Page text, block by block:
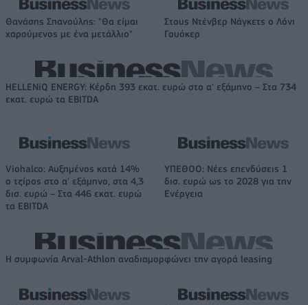
Θανάσης Σπανούλης: "Θα είμαι
χαρούμενος με ένα μετάλλιο"
Στους Ντένβερ Νάγκετς ο Λόνι
Γουόκερ
HELLENiQ ENERGY: Κέρδη 393 εκατ. ευρώ στο α' εξάμηνο – Στα 734
εκατ. ευρώ τα EBITDA
Viohalco: Αυξημένος κατά 14%
ο τζίρος στο α' εξάμηνο, στα 4,3
δισ. ευρώ – Στα 446 εκατ. ευρώ
τα EBITDA
ΥΠΕΘΟΟ: Νέες επενδύσεις 1
δισ. ευρώ ως το 2028 για την
Ενέργεια
Η συμφωνία Arval-Athlon αναδιαμορφώνει την αγορά leasing